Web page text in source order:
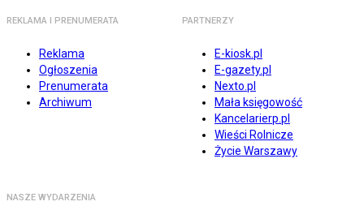
REKLAMA I PRENUMERATA
Reklama
Ogłoszenia
Prenumerata
Archiwum
PARTNERZY
E-kiosk.pl
E-gazety.pl
Nexto.pl
Mała księgowość
Kancelarierp.pl
Wieści Rolnicze
Życie Warszawy
NASZE WYDARZENIA